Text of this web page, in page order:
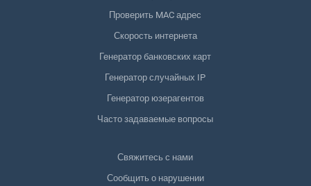
Проверить MAC адрес
Скорость интернета
Генератор банковских карт
Генератор случайных IP
Генератор юзерагентов
Часто задаваемые вопросы
Свяжитесь с нами
Сообщить о нарушении